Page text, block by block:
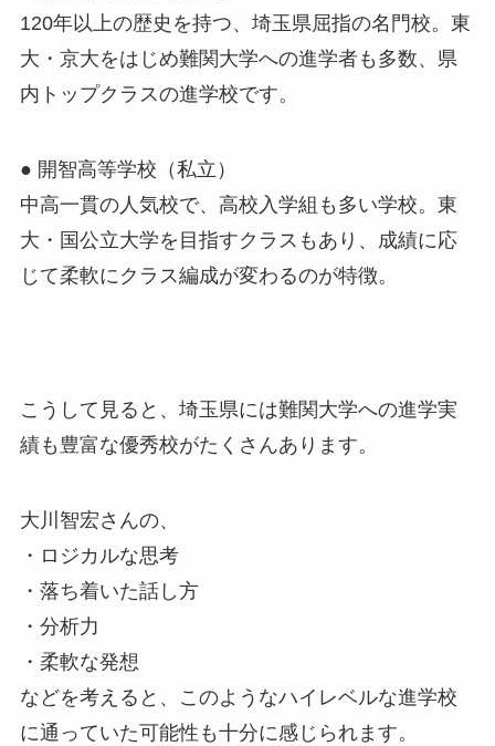
120年以上の歴史を持つ、埼玉県屈指の名門校。東
大・京大をはじめ難関大学への進学者も多数、県
内トップクラスの進学校です。
● 開智高等学校（私立）
中高一貫の人気校で、高校入学組も多い学校。東
大・国公立大学を目指すクラスもあり、成績に応
じて柔軟にクラス編成が変わるのが特徴。
こうして見ると、埼玉県には難関大学への進学実
績も豊富な優秀校がたくさんあります。
大川智宏さんの、
・ロジカルな思考
・落ち着いた話し方
・分析力
・柔軟な発想
などを考えると、このようなハイレベルな進学校
に通っていた可能性も十分に感じられます。